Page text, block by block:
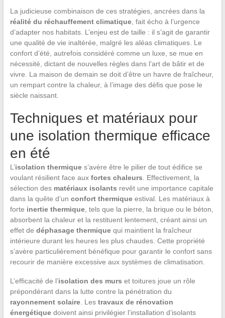
La judicieuse combinaison de ces stratégies, ancrées dans la
réalité du réchauffement climatique, fait écho à l’urgence
d’adapter nos habitats. L’enjeu est de taille : il s’agit de garantir
une qualité de vie inaltérée, malgré les aléas climatiques. Le
confort d’été, autrefois considéré comme un luxe, se mue en
nécessité, dictant de nouvelles règles dans l’art de bâtir et de
vivre. La maison de demain se doit d’être un havre de fraîcheur,
un rempart contre la chaleur, à l’image des défis que pose le
siècle naissant.
Techniques et matériaux pour
une isolation thermique efficace
en été
L’isolation thermiques’avère être le pilier de tout édifice se
voulant résilient face aux fortes chaleurs . Effectivement, la
sélection des matériaux isolants revêt une importance capitale
dans la quête d’un confort thermiqueestival. Les matériaux à
forte inertie thermique, tels que la pierre, la brique ou le béton,
absorbent la chaleur et la restituent lentement, créant ainsi un
effet de déphasage thermiquequi maintient la fraîcheur
intérieure durant les heures les plus chaudes. Cette propriété
s’avère particulièrement bénéfique pour garantir le confort sans
recourir de manière excessive aux systèmes de climatisation.
L’efficacité de l’isolation des murs et toitures joue un rôle
prépondérant dans la lutte contre la pénétration du
rayonnement solaire. Les travaux de rénovation
énergétiquedoivent ainsi privilégier l’installation d’isolants